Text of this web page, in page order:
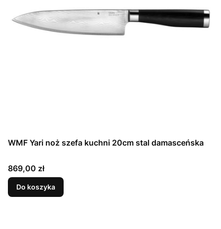
WMF Yari noż szefa kuchni 20cm stal damasceńska
Cena
869,00 zł
Do koszyka